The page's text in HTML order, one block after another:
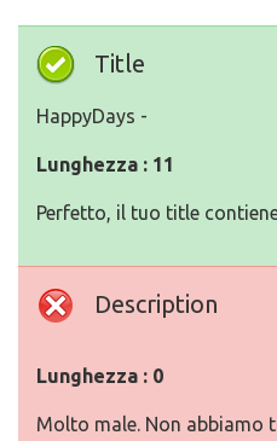
Title
HappyDays -
Lunghezza : 11
Perfetto, il tuo title
Description
Lunghezza : 0
Molto male. Non abbiamo